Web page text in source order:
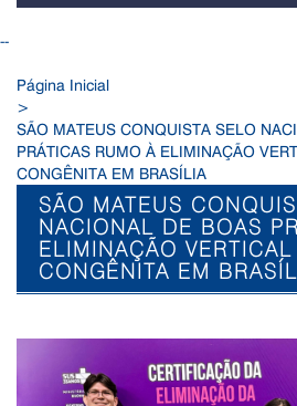
--
Página Inicial
>
SÃO MATEUS CONQUISTA SELO
PRÁTICAS RUMO À ELIMINAÇÃO
CONGÊNITA EM BRASÍLIA
SÃO MATEUS
NACIONAL DE BOAS
ELIMINAÇÃO
CONGÊNITA EM